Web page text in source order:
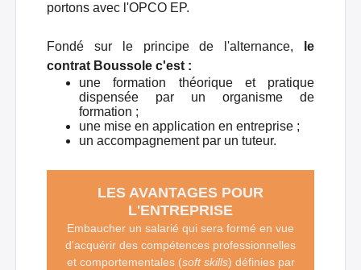
portons avec l'OPCO EP.
Fondé sur le principe de l'alternance,
le
contrat Boussole c'est :
une formation théorique et pratique
dispensée par un organisme de
formation ;
une mise en application en entreprise ;
un accompagnement par un tuteur.
LES AVANTAGES POUR
L'ENTREPRISE
Embaucher un salarié qui sera formé en vue
d'acquérir des compétences professionnelles
et comportementales (soft skills) définies par